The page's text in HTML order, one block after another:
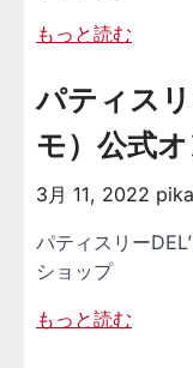
もっと読む
パティス
モ）公式
3月 11, 2022
パティスリー
ショップ
もっと読む